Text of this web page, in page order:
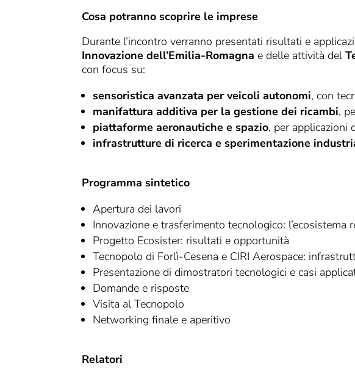
Cosa potranno scoprire le imprese
Durante l’incontro verranno presentati risultati e
Innovazione dell’Emilia-Romagna e delle attività del
con focus su:
sensoristica avanzata per veicoli autonomi, con
manifattura additiva per la gestione dei ricambi,
piattaforme aeronautiche e spazio, per applicazioni
infrastrutture di ricerca e sperimentazione
Programma sintetico
Apertura dei lavori
Innovazione e trasferimento tecnologico: l’ecosistema
Progetto Ecosister: risultati e opportunità
Tecnopolo di Forlì-Cesena e CIRI Aerospace:
Presentazione di dimostratori tecnologici e casi
Domande e risposte
Visita al Tecnopolo
Networking finale e aperitivo
Relatori